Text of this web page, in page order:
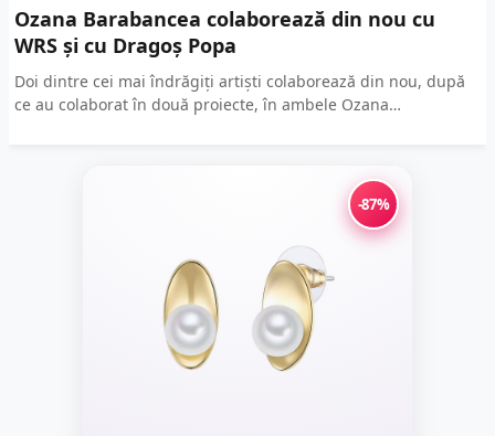
Ozana Barabancea colaborează din nou cu
WRS și cu Dragoș Popa
Doi dintre cei mai îndrăgiți artiști colaborează din nou, după
ce au colaborat în două proiecte, în ambele Ozana
-87%